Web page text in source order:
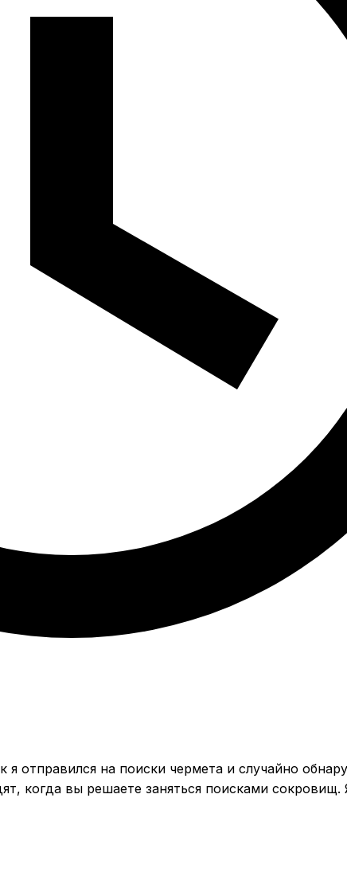
я отправился на поиски чермета и случайно
когда вы решаете заняться поисками